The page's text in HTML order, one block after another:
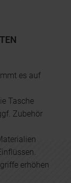
es auf
Tasche
Zubehör
erhöhen